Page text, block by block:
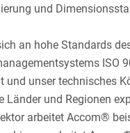
und
an hohe Standards
ISO
und unser technisches
Länder und Regionen
arbeitet Accom®